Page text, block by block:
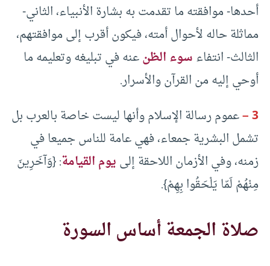
أحدها- موافقته ما تقدمت به بشارة الأنبياء، الثاني-
مماثلة حاله لأحوال أمته، فيكون أقرب إلى موافقتهم،
الثالث- انتفاءسوء الظنعنه في تبليغه وتعليمه ما
أوحي إليه من القرآن والأسرار.
3 – عموم رسالة الإسلام وأنها ليست خاصة بالعرب بل
تشمل البشرية جمعاء، فهي عامة للناس جميعا في
زمنه، وفي الأزمان اللاحقة إلىيوم القيامة: {وَآخَرِينَ
مِنْهُمْ لَمّا يَلْحَقُوا بِهِمْ}.
صلاة الجمعة أساس السورة